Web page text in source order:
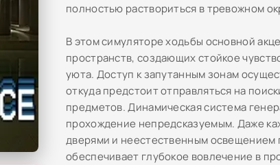
полностью раствориться в тревожном
В этом симуляторе ходьбы основной
пространств, создающих стойкое
уюта. Доступ к запутанным зонам
откуда предстоит отправляться на
предметов. Динамическая система
прохождение непредсказуемым. Даже
дверями и неестественным освещением
обеспечивает глубокое вовлечение в